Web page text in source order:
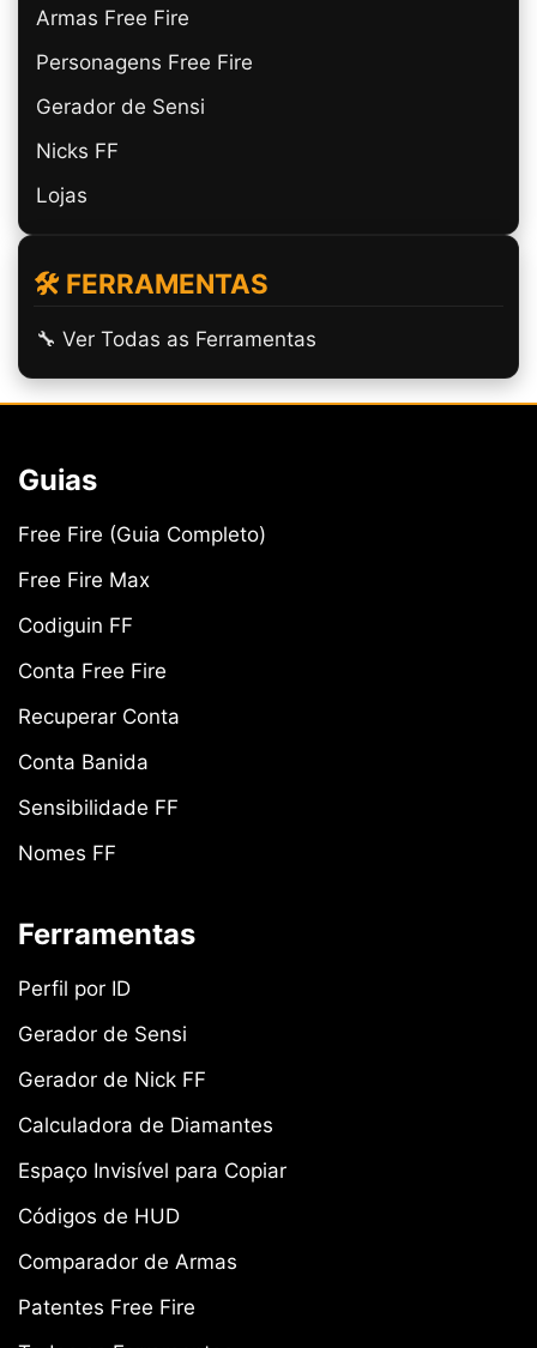
Armas Free Fire
Personagens Free Fire
Gerador de Sensi
Nicks FF
Lojas
🛠️ FERRAMENTAS
🔧 Ver Todas as Ferramentas
Guias
Free Fire (Guia Completo)
Free Fire Max
Codiguin FF
Conta Free Fire
Recuperar Conta
Conta Banida
Sensibilidade FF
Nomes FF
Ferramentas
Perfil por ID
Gerador de Sensi
Gerador de Nick FF
Calculadora de Diamantes
Espaço Invisível para Copiar
Códigos de HUD
Comparador de Armas
Patentes Free Fire